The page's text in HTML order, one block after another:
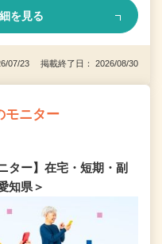
を見る
07/23 掲載終了日： 2026/08/30
モニター
ター】在宅・短期・副
知県＞